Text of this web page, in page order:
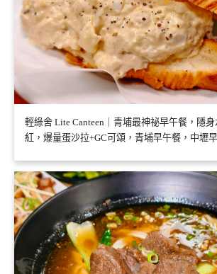
輕綠舍 Lite Canteen｜青埔最神祕早午餐，隱
紅，爆量蛋沙拉+GC可頌，青埔早午餐，中壢